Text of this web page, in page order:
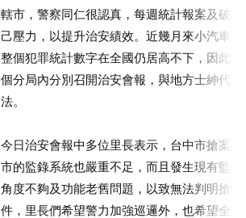
轄市，警察同仁很認真，每週統計報案及破
己壓力，以提升治安績效。近幾月來小汽車
整個犯罪統計數字在全國仍居高不下，因此
個分局內分別召開治安會報，與地方士紳代
法。
今日治安會報中多位里長表示，台中市搶案
市的監錄系統也嚴重不足，而且發生現有監
角度不夠及功能老舊問題，以致無法判明搶
件，里長們希望警力加強巡邏外，也希望全